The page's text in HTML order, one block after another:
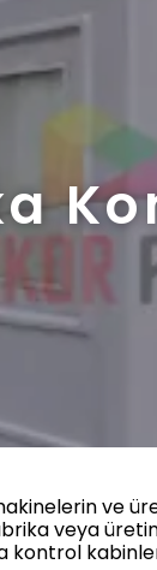
ve
veya
kontrol